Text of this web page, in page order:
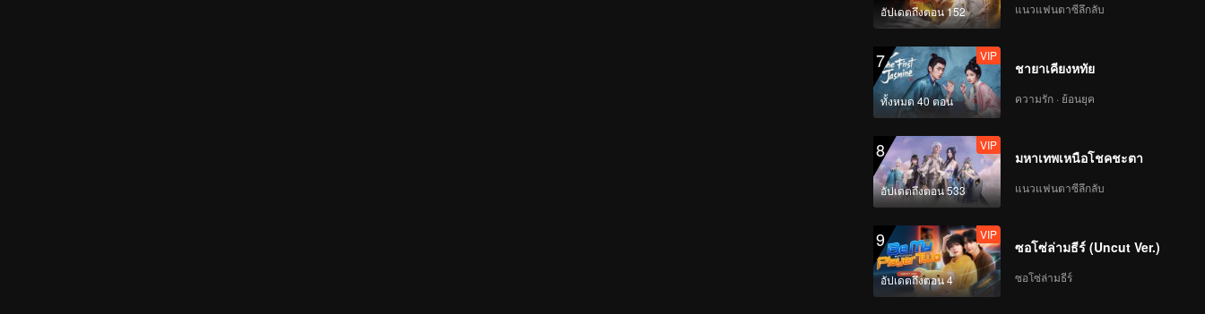
อัปเดตถึงตอน 152 แนวแฟนตาซีลึกลับ
7
ทั้งหมด 40 ตอน
VIP
ชายาเคียงหทัย
ความรัก · ย้อนยุค
8
อัปเดตถึงตอน 533
VIP
มหาเทพเหนือโชคชะตา
แนวแฟนตาซีลึกลับ
9
อัปเดตถึงตอน 4
VIP
ซอโซ่ล่ามธีร์ (Uncut Ver.)
ซอโซ่ล่ามธีร์